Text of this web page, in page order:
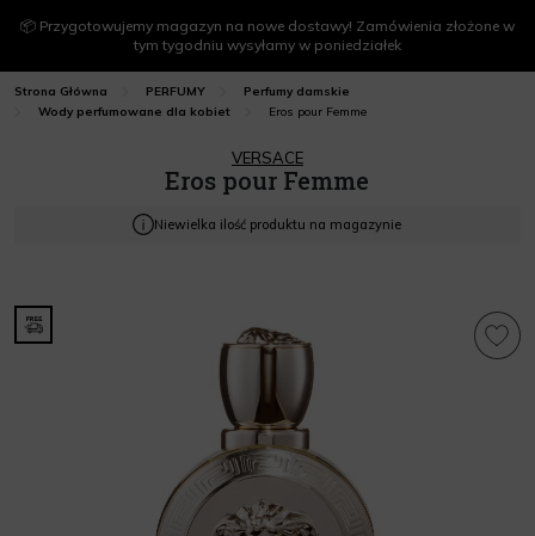
📦 Przygotowujemy magazyn na nowe dostawy! Zamówienia złożone w
tym tygodniu wysyłamy w poniedziałek
Strona Główna PERFUMY
Perfumy damskie
Wody perfumowane dla kobiet
Eros pour Femme
VERSACE
Eros pour Femme
Niewielka ilość produktu na magazynie